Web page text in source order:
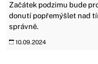
Začátek podzimu bude
donutí popřemýšlet nad
správně.
10.09.2024